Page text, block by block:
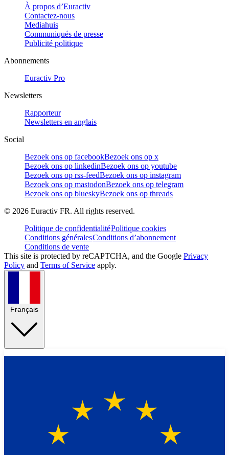
À propos d’Euractiv
Contactez-nous
Mediahuis
Communiqués de presse
Publicité politique
Abonnements
Euractiv Pro
Newsletters
Rapporteur
Newsletters en anglais
Social
Bezoek ons op facebookBezoek ons op x
Bezoek ons op linkedinBezoek ons op youtube
Bezoek ons op rss-feedBezoek ons op instagram
Bezoek ons op mastodonBezoek ons op telegram
Bezoek ons op blueskyBezoek ons op threads
© 2026 Euractiv FR. All rights reserved.
Politique de confidentialitéPolitique cookies
Conditions généralesConditions d’abonnement
Conditions de vente
This site is protected by reCAPTCHA, and the Google Privacy
Policy and Terms of Service apply.
Français